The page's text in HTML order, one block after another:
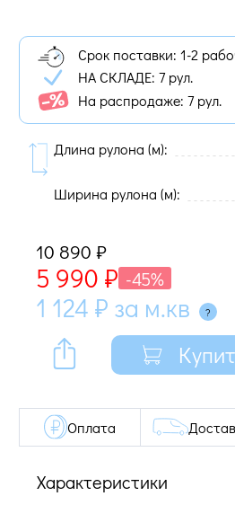
Срок поставки: 1-2
НА СКЛАДЕ: 7 рул.
На распродаже: 7 рул.
Длина рулона (м):
Ширина рулона (м):
10 890 ₽
5 990 ₽ -45%
1 124 ₽ за м.кв
Характеристики
Оплата